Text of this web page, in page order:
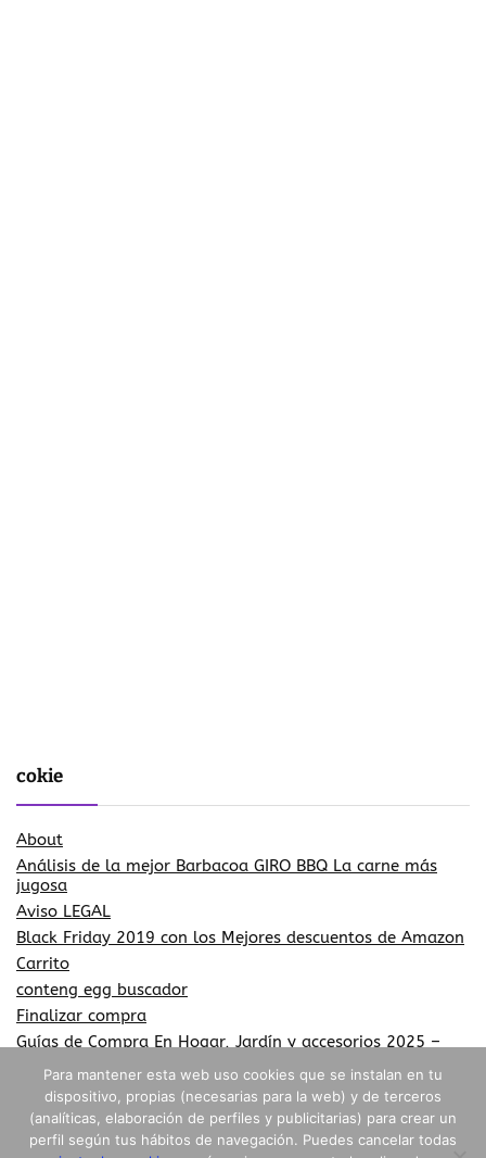
cokie
About
Análisis de la mejor Barbacoa GIRO BBQ La carne más
jugosa
Aviso LEGAL
Black Friday 2019 con los Mejores descuentos de Amazon
Carrito
conteng egg buscador
Finalizar compra
Guías de Compra En Hogar, Jardín y accesorios 2025 –
Más información sobre las cookies
Más información sobre las cookies
Mi cuenta
Para mantener esta web uso cookies que se instalan en tu
dispositivo, propias (necesarias para la web) y de terceros
(analíticas, elaboración de perfiles y publicitarias) para crear un
perfil según tus hábitos de navegación. Puedes cancelar todas